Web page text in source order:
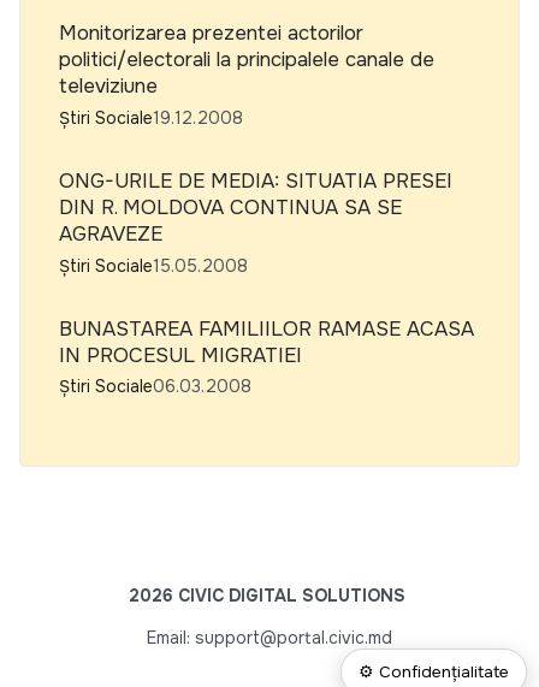
Monitorizarea prezentei actorilor
politici/electorali la principalele canale de
televiziune
Știri Sociale19.12.2008
ONG-URILE DE MEDIA: SITUATIA PRESEI
DIN R. MOLDOVA CONTINUA SA SE
AGRAVEZE
Știri Sociale15.05.2008
BUNASTAREA FAMILIILOR RAMASE ACASA
IN PROCESUL MIGRATIEI
Știri Sociale06.03.2008
2026 CIVIC DIGITAL SOLUTIONS
Email: support@portal.civic.md
⚙ Confidențialitate